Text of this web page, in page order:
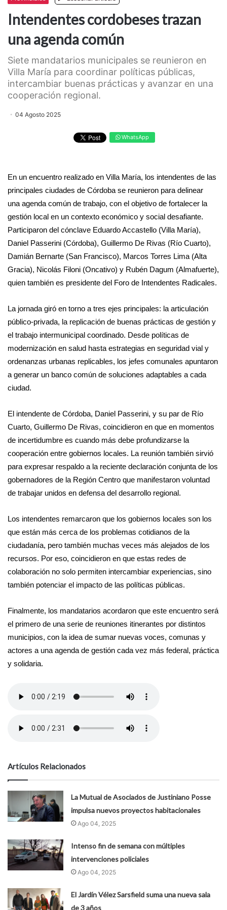
Intendentes cordobeses trazan
una agenda común
Siete mandatarios municipales se reunieron en
Villa María para coordinar políticas públicas,
intercambiar buenas prácticas y avanzar en una
cooperación regional.
04 Agosto 2025
WhatsApp
En un encuentro realizado en Villa María, los intendentes de las
principales ciudades de Córdoba se reunieron para delinear
una agenda común de trabajo, con el objetivo de fortalecer la
gestión local en un contexto económico y social desafiante.
Participaron del cónclave Eduardo Accastello (Villa María),
Daniel Passerini (Córdoba), Guillermo De Rivas (Río Cuarto),
Damián Bernarte (San Francisco), Marcos Torres Lima (Alta
Gracia), Nicolás Filoni (Oncativo) y Rubén Dagum (Almafuerte),
quien también es presidente del Foro de Intendentes Radicales.
La jornada giró en torno a tres ejes principales: la articulación
público-privada, la replicación de buenas prácticas de gestión y
el trabajo intermunicipal coordinado. Desde políticas de
modernización en salud hasta estrategias en seguridad vial y
ordenanzas urbanas replicables, los jefes comunales apuntaron
a generar un banco común de soluciones adaptables a cada
ciudad.
El intendente de Córdoba, Daniel Passerini, y su par de Río
Cuarto, Guillermo De Rivas, coincidieron en que en momentos
de incertidumbre es cuando más debe profundizarse la
cooperación entre gobiernos locales. La reunión también sirvió
para expresar respaldo a la reciente declaración conjunta de los
gobernadores de la Región Centro que manifestaron voluntad
de trabajar unidos en defensa del desarrollo regional.
Los intendentes remarcaron que los gobiernos locales son los
que están más cerca de los problemas cotidianos de la
ciudadanía, pero también muchas veces más alejados de los
recursos. Por eso, coincidieron en que estas redes de
colaboración no solo permiten intercambiar experiencias, sino
también potenciar el impacto de las políticas públicas.
Finalmente, los mandatarios acordaron que este encuentro será
el primero de una serie de reuniones itinerantes por distintos
municipios, con la idea de sumar nuevas voces, comunas y
actores a una agenda de gestión cada vez más federal, práctica
y solidaria.
Artículos Relacionados
La Mutual de Asociados de Justiniano Posse
impulsa nuevos proyectos habitacionales
Ago 04, 2025
Intenso fin de semana con múltiples
intervenciones policiales
Ago 04, 2025
El Jardín Vélez Sarsfield suma una nueva sala
de 3 años